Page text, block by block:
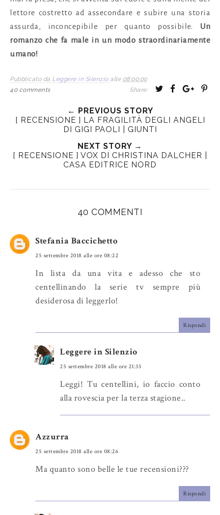
lettore costretto ad assecondare e subire una storia
assurda, inconcepibile per quanto possibile. Un
romanzo che fa male in un modo straordinariamente
umano!
Pubblicato da Leggere in Silenzio alle 08:00:00
40 comments
Share:
T
e
T
h
s
r
O
n
a
r
O
n
o
u
s
← PREVIOUS STORY
[ RECENSIONE ] LA FRAGILITÀ DEGLI ANGELI
DI GIGI PAOLI | GIUNTI
NEXT STORY →
[ RECENSIONE ] VOX DI CHRISTINA DALCHER |
CASA EDITRICE NORD
40 COMMENTI
Stefania Baccichetto
25 settembre 2018 alle ore 08:22
In lista da una vita e adesso che sto
centellinando la serie tv sempre più
desiderosa di leggerlo!
Rispondi
Leggere in Silenzio
25 settembre 2018 alle ore 21:35
Leggi! Tu centellini, io faccio conto
alla rovescia per la terza stagione..
Azzurra
25 settembre 2018 alle ore 08:26
Ma quanto sono belle le tue recensioni???
Rispondi